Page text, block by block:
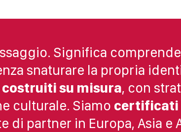
Significa
snaturare la propria
su misura, con
culturale. Siamo certificati
partner in Europa, Asia e